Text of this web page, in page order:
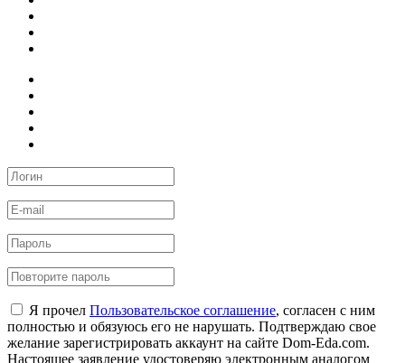
Я прочел Пользовательское соглашение, согласен с ним
полностью и обязуюсь его не нарушать. Подтверждаю свое
желание зарегистрировать аккаунт на сайте Dom-Eda.com.
Настоящее заявление удостоверяю электронным аналогом